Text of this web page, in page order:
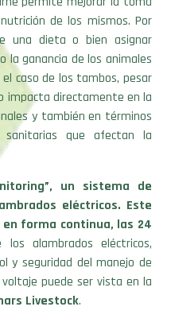
de los mismos. Por
una dieta o bien asignar
la ganancia de los animales
caso de los tambos, pesar
impacta directamente en la
y también en términos
sanitarias que afectan la
un sistema de
eléctricos. Este
forma continua, las 24
alambrados eléctricos,
y seguridad del manejo de
puede ser vista en la
Livestock.